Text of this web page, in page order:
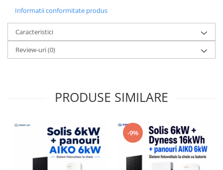
Informatii conformitate produs
Caracteristici
Review-uri(0)
PRODUSE SIMILARE
-9%